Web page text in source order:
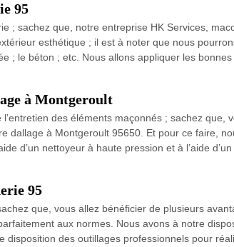
95
; sachez que, notre entreprise HK Services,
esthétique ; il est à noter que nous
; le béton ; etc. Nous allons appliquer les
à Montgeroult
des éléments maçonnés ; sachez que,
dallage à Montgeroult 95650. Et pour ce faire,
d’un nettoyeur à haute pression et à l’aide
95
que, vous allez bénéficier de plusieurs
aux normes. Nous avons à notre
des outillages professionnels pour